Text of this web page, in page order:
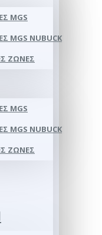
MGS
MGS NUBUCK
ΖΏΝΕΣ
MGS
MGS NUBUCK
ΖΏΝΕΣ